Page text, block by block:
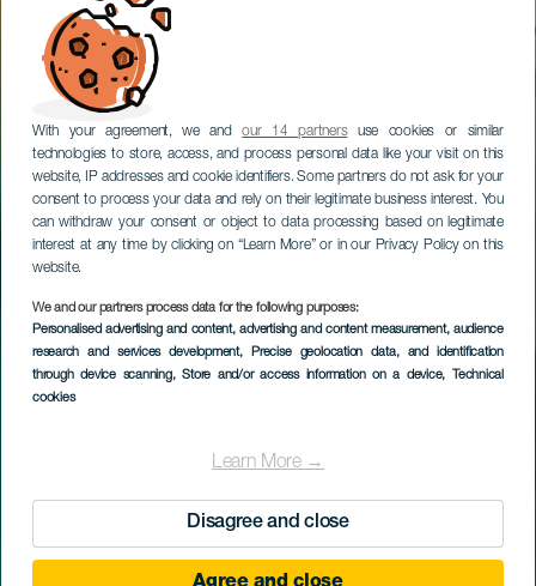
With your agreement, we andour 14 partnersuse cookies or similar
technologies to store, access, and process personal data like your visit on this
website, IP addresses and cookie identifiers. Some partners do not ask for your
consent to process your data and rely on their legitimate business interest. You
can withdraw your consent or object to data processing based on legitimate
interest at any time by clicking on “Learn More” or in our Privacy Policy on this
website.
We and our partners process data for the following purposes:
Personalised advertising and content, advertising and content measurement, audience
research and services development, Precise geolocation data, and identification
through device scanning, Store and/or access information on a device, Technical
cookies
Learn More →
Disagree and close